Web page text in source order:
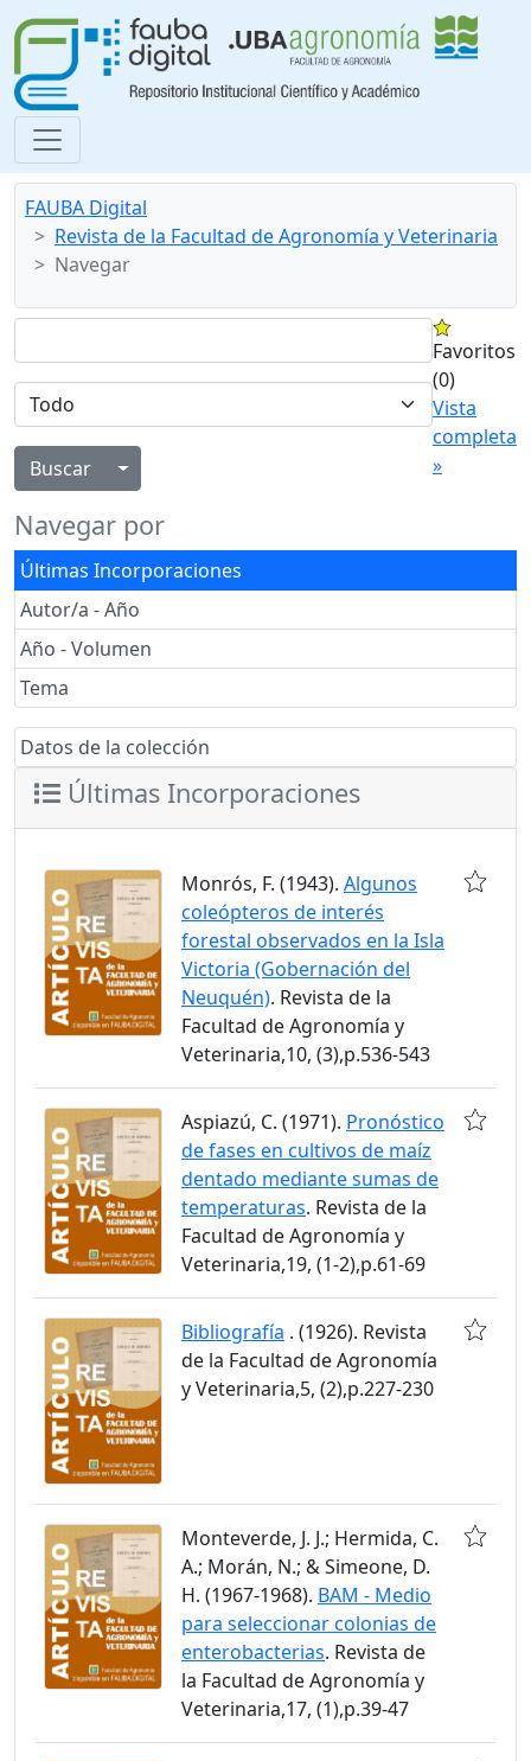
FAUBA Digital
Revista de la Facultad de Agronomía y Veterinaria
Navegar
Alternar menú desplegable
Favoritos
(0)
Vista
completa
»
Navegar por
Últimas Incorporaciones
Autor/a - Año
Año - Volumen
Tema
Datos de la colección
Últimas Incorporaciones
Monrós, F. (1943). Algunos
coleópteros de interés
forestal observados en la Isla
Victoria (Gobernación del
Neuquén). Revista de la
Facultad de Agronomía y
Veterinaria,10, (3),p.536-543
Aspiazú, C. (1971). Pronóstico
de fases en cultivos de maíz
dentado mediante sumas de
temperaturas. Revista de la
Facultad de Agronomía y
Veterinaria,19, (1-2),p.61-69
Bibliografía . (1926). Revista
de la Facultad de Agronomía
y Veterinaria,5, (2),p.227-230
Monteverde, J. J.; Hermida, C.
A.; Morán, N.; & Simeone, D.
H. (1967-1968). BAM - Medio
para seleccionar colonias de
enterobacterias. Revista de
la Facultad de Agronomía y
Veterinaria,17, (1),p.39-47